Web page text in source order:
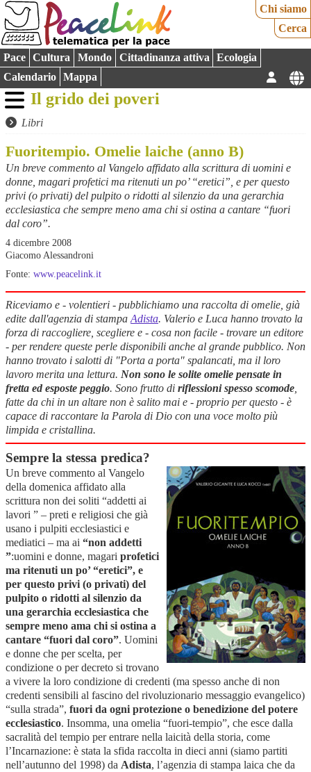
Chi siamo
Cerca
Pace Cultura Mondo Cittadinanza attiva
Ecologia
Calendario
Mappa
Il grido dei poveri
Libri
Fuoritempio. Omelie laiche (anno B)
Un breve commento al Vangelo affidato alla scrittura di uomini e
donne, magari profetici ma ritenuti un po’ “eretici”, e per questo
privi (o privati) del pulpito o ridotti al silenzio da una gerarchia
ecclesiastica che sempre meno ama chi si ostina a cantare “fuori
dal coro”.
4 dicembre 2008
Giacomo Alessandroni
Fonte: www.peacelink.it
Riceviamo e - volentieri - pubblichiamo una raccolta di omelie, già
edite dall'agenzia di stampa Adista. Valerio e Luca hanno trovato la
forza di raccogliere, scegliere e - cosa non facile - trovare un editore
- per rendere queste perle disponibili anche al grande pubblico. Non
hanno trovato i salotti di "Porta a porta" spalancati, ma il loro
lavoro merita una lettura. Non sono le solite omelie pensate in
fretta ed esposte peggio. Sono frutto di riflessioni spesso scomode
fatte da chi in un altare non è salito mai e - proprio per questo - è
capace di raccontare la Parola di Dio con una voce molto più
limpida e cristallina.
Sempre la stessa predica?
Un breve commento al Vangelo
della domenica affidato alla
scrittura non dei soliti “addetti ai
lavori ” – preti e religiosi che già
usano i pulpiti ecclesiastici e
mediatici – ma ai “non addetti
”:uomini e donne, magari profetici
ma ritenuti un po’ “eretici”, e
per questo privi (o privati) del
pulpito o ridotti al silenzio da
una gerarchia ecclesiastica che
sempre meno ama chi si ostina a
cantare “fuori dal coro”. Uomini
e donne che per scelta, per
condizione o per decreto si trovano
a vivere la loro condizione di credenti (ma spesso anche di non
credenti sensibili al fascino del rivoluzionario messaggio evangelico)
“sulla strada”, fuori da ogni protezione o benedizione del potere
ecclesiastico. Insomma, una omelia “fuori-tempio”, che esce dalla
sacralità del tempio per entrare nella laicità della storia, come
l’Incarnazione: è stata la sfida raccolta in dieci anni (siamo partiti
nell’autunno del 1998) da Adista, l’agenzia di stampa laica che da